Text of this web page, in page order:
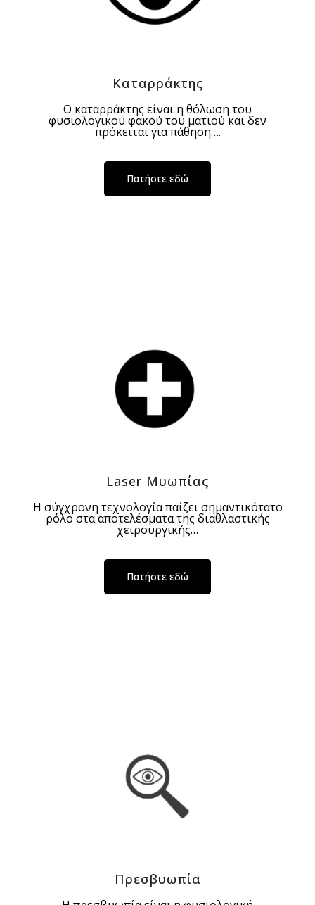
Καταρράκτης
Ο καταρράκτης είναι η θόλωση του
φυσιολογικού φακού του ματιού και δεν
πρόκειται για πάθηση….
Πατήστε εδώ
Laser Μυωπίας
Η σύγχρονη τεχνολογία παίζει σημαντικότατο
ρόλο στα αποτελέσματα της διαθλαστικής
χειρουργικής…
Πατήστε εδώ
Πρεσβυωπία